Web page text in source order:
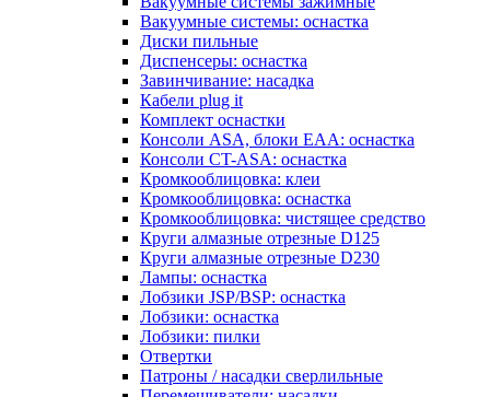
Вакуумные системы: оснастка
Диски пильные
Диспенсеры: оснастка
Завинчивание: насадка
Кабели plug it
Комплект оснастки
Консоли ASA, блоки EAA: оснастка
Консоли CT-ASA: оснастка
Кромкооблицовка: клеи
Кромкооблицовка: оснастка
Кромкооблицовка: чистящее средство
Круги алмазные отрезные D125
Круги алмазные отрезные D230
Лампы: оснастка
Лобзики JSP/BSP: оснастка
Лобзики: оснастка
Лобзики: пилки
Отвертки
Патроны / насадки сверлильные